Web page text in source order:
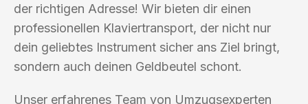
der richtigen Adresse! Wir bieten dir einen
professionellen Klaviertransport, der nicht nur
dein geliebtes Instrument sicher ans Ziel bringt,
sondern auch deinen Geldbeutel schont.
Unser erfahrenes Team von Umzugsexperten